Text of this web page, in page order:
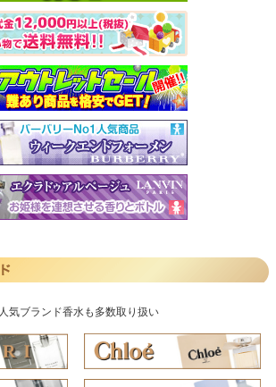
人気ブランド香水も多数取り扱い